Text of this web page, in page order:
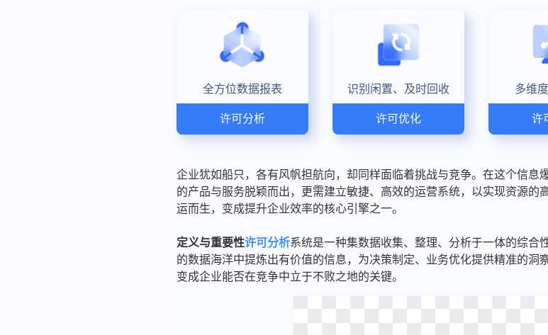
全方位数据报表
许可分析
识别闲置、及时回收
许可优化
多维
许
企业犹如船只，各有风帆担航向，却同样面临着挑战与竞争。在这个信息
的产品与服务脱颖而出，更需建立敏捷、高效的运营系统，以实现资源的
运而生，变成提升企业效率的核心引擎之一。
定义与重要性许可分析系统是一种集数据收集、整理、分析于一体的综合
的数据海洋中提炼出有价值的信息，为决策制定、业务优化提供精准的洞
变成企业能否在竞争中立于不败之地的关键。